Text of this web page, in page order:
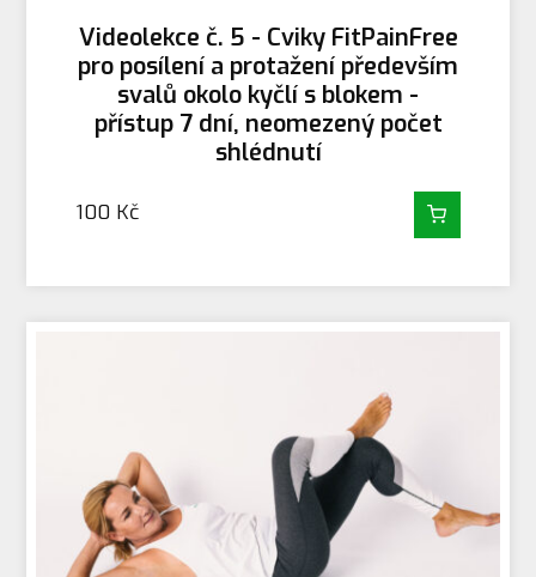
Videolekce č. 5 - Cviky FitPainFree
pro posílení a protažení především
svalů okolo kyčlí s blokem -
přístup 7 dní, neomezený počet
shlédnutí
100 Kč